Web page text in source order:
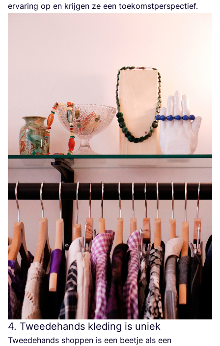
erva­ring op en krij­gen ze een toekomstperspectief.
4. Tweedehands kleding is uniek
Twee­de­hands shop­pen is een beet­je als een